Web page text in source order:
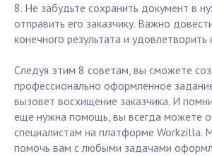
8. Не забудьте сохранить документ в
отправить его заказчику. Важно
конечного результата и удовлетворить
Следуя этим 8 советам, вы сможете
профессионально оформленное
вызовет восхищение заказчика. И
еще нужна помощь, вы всегда можете
специалистам на платформе Workzilla.
помочь вам с любыми задачами